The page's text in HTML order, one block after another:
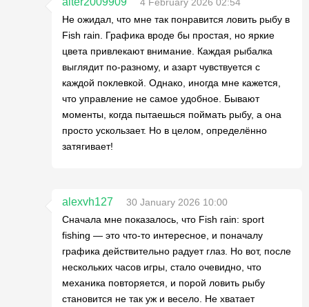
Не ожидал, что мне так понравится ловить рыбу в
Fish rain. Графика вроде бы простая, но яркие
цвета привлекают внимание. Каждая рыбалка
выглядит по-разному, и азарт чувствуется с
каждой поклевкой. Однако, иногда мне кажется,
что управление не самое удобное. Бывают
моменты, когда пытаешься поймать рыбу, а она
просто ускользает. Но в целом, определённо
затягивает!
alexvh127
30 January 2026 10:00
Сначала мне показалось, что Fish rain: sport
fishing — это что-то интересное, и поначалу
графика действительно радует глаз. Но вот, после
нескольких часов игры, стало очевидно, что
механика повторяется, и порой ловить рыбу
становится не так уж и весело. Не хватает